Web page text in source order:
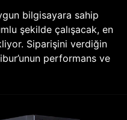
bilgisayara sahip
şekilde çalışacak, en
Siparişini verdiğin
performans ve